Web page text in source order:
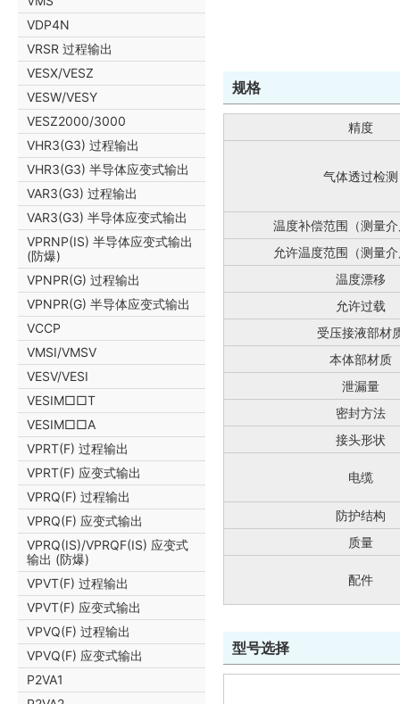
规格
精度
气体透过检测
温度补偿范围（测量
允许温度范围（测量
温度漂移
允许过载
受压接液部材
本体部材质
泄漏量
密封方法
接头形状
电缆
防护结构
质量
配件
型号选择
VDP4N
VRSR 过程输出
VESX/VESZ
VESW/VESY
VESZ2000/3000
VHR3(G3) 过程输出
VHR3(G3) 半导体应变式输出
VAR3(G3) 过程输出
VAR3(G3) 半导体应变式输出
VPRNP(IS) 半导体应变式输出
(防爆)
VPNPR(G) 过程输出
VPNPR(G) 半导体应变式输出
VCCP
VMSI/VMSV
VESV/VESI
VESIM□□T
VESIM□□A
VPRT(F) 过程输出
VPRT(F) 应变式输出
VPRQ(F) 过程输出
VPRQ(F) 应变式输出
VPRQ(IS)/VPRQF(IS) 应变式
输出 (防爆)
VPVT(F) 过程输出
VPVT(F) 应变式输出
VPVQ(F) 过程输出
VPVQ(F) 应变式输出
P2VA1